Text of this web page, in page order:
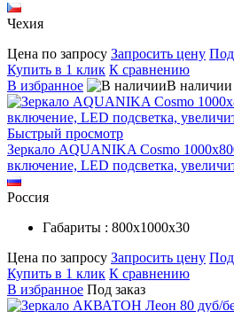
Чехия
Цена по запросу Запросить цену
Купить в 1 клик К сравнению
В избранное
В наличии
Быстрый просмотр
Зеркало AQUANIKA Cosmo
включение, LED подсветка,
Россия
Габариты : 800х1000х30
Цена по запросу Запросить цену
Купить в 1 клик К сравнению
В избранное Под заказ